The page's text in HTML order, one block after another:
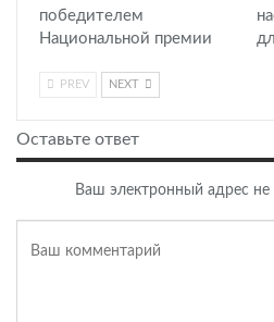
победителем
Национальной премии
PREV NEXT
Оставьте ответ
Ваш электронный адрес не